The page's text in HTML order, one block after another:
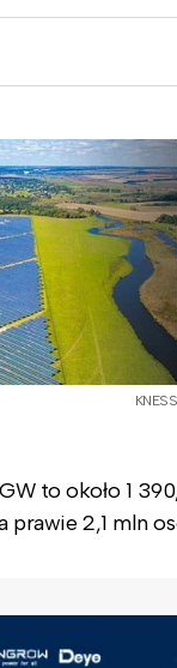
KNESS
to około 1
prawie 2,1 mln